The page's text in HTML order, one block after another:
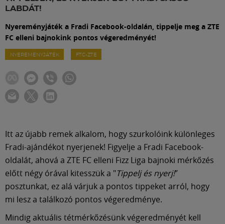
LABDÁT!
Nyereményjáték a Fradi Facebook-oldalán, tippelje meg a ZTE
FC elleni bajnokink pontos végeredményét!
NYEREMÉNYJÁTÉK FTC-ZTE
Itt az újabb remek alkalom, hogy szurkolóink különleges
Fradi-ajándékot nyerjenek! Figyelje a Fradi Facebook-
oldalát, ahová a ZTE FC elleni Fizz Liga bajnoki mérkőzés
előtt négy órával kitesszük a "Tippelj és nyerj!”
posztunkat, ez alá várjuk a pontos tippeket arról, hogy
mi lesz a találkozó pontos végeredménye.
Mindig aktuális tétmérkőzésünk végeredményét kell
Meccscenter
Klub
Shop
Közösség
Múzeum